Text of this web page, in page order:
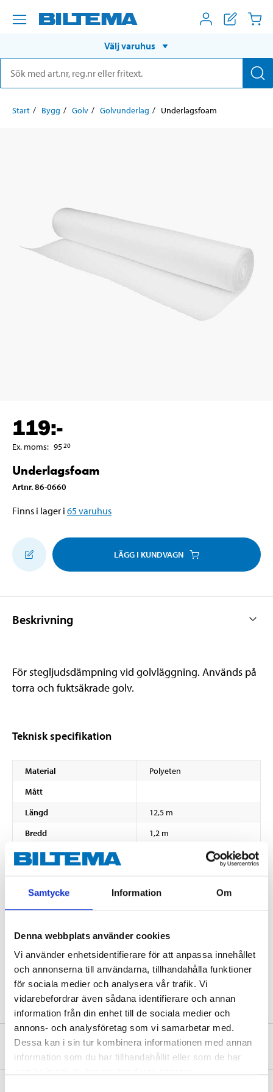
Samtycke Information Om
Denna webbplats använder cookies
Vi använder enhetsidentifierare för att anpassa innehållet
och annonserna till användarna, tillhandahålla funktioner
för sociala medier och analysera vår trafik. Vi
vidarebefordrar även sådana identifierare och annan
information från din enhet till de sociala medier och
annons- och analysföretag som vi samarbetar med.
Dessa kan i sin tur kombinera informationen med annan
information som du har tillhandahållit eller som de har
Välj varuhus
Start Bygg Golv Golvunderlag Underlagsfoam
119:-
Ex. moms: 9520
Underlagsfoam
Artnr.86-0660
Finns i lager i 65varuhus
LÄGG I KUNDVAGN
Beskrivning
För stegljudsdämpning vid golvläggning. Används på
torra och fuktsäkrade golv.
Teknisk specifikation
Material
Polyeten
Mått
Längd
12,5 m
Bredd
1,2 m
Tjocklek
Mekaniska egenskaper
Bullerdämpning
19 dB
Densitet
25 +/-5 kg/m³
Omgivningstemperatur
-40 °C – +80 °C
0,04 W/mK
Om tillverkaren